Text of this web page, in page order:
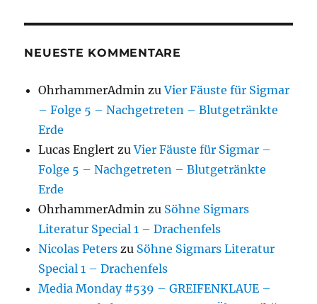
NEUESTE KOMMENTARE
OhrhammerAdmin zuVier Fäuste für Sigmar
– Folge 5 – Nachgetreten – Blutgetränkte
Erde
Lucas Englert zuVier Fäuste für Sigmar –
Folge 5 – Nachgetreten – Blutgetränkte
Erde
OhrhammerAdmin zu Söhne Sigmars
Literatur Special 1 – Drachenfels
Nicolas Peters zu Söhne Sigmars Literatur
Special 1 – Drachenfels
Media Monday #539 – GREIFENKLAUE –